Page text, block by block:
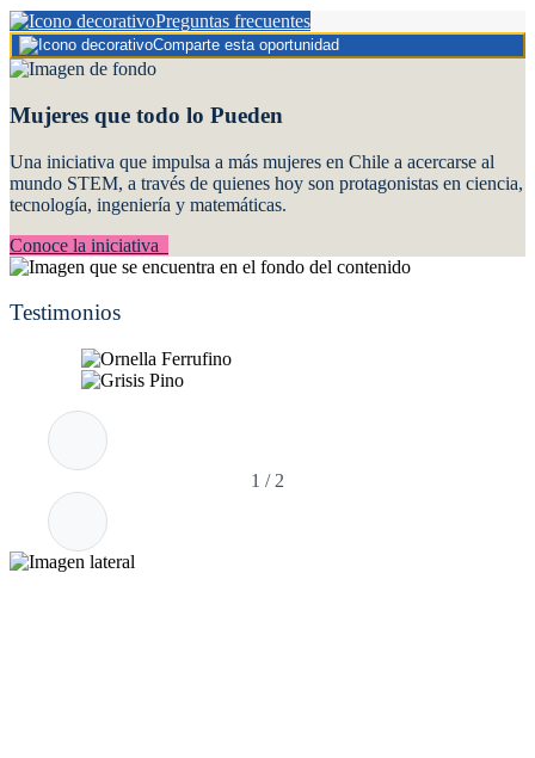
Preguntas frecuentes
Comparte esta oportunidad
Mujeres que todo lo Pueden
Una iniciativa que impulsa a más mujeres en Chile a acercarse al
mundo STEM, a través de quienes hoy son protagonistas en ciencia,
tecnología, ingeniería y matemáticas.
Conoce la iniciativa
Testimonios
1 / 2